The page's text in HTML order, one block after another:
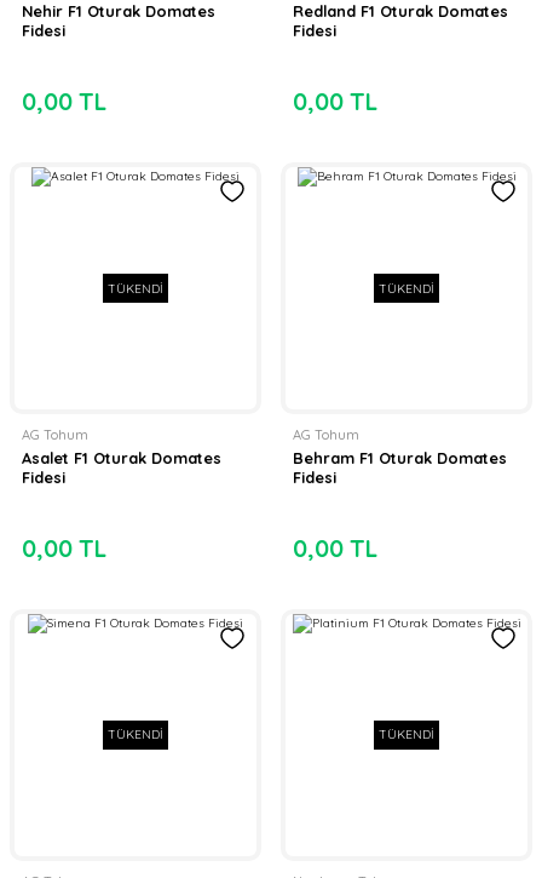
Nehir F1 Oturak Domates
Fidesi
0,00 TL
Redland F1 Oturak Domates
Fidesi
0,00 TL
TÜKENDİ
AG Tohum
Asalet F1 Oturak Domates
Fidesi
0,00 TL
TÜKENDİ
AG Tohum
Behram F1 Oturak Domates
Fidesi
0,00 TL
TÜKENDİ TÜKENDİ